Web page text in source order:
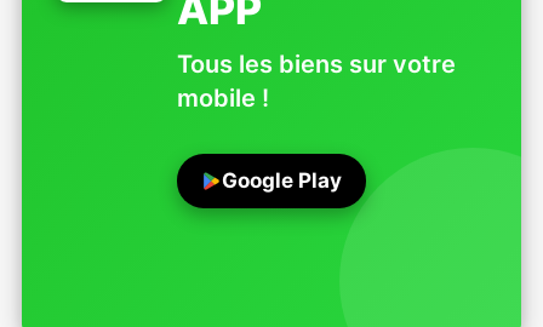
Tous les biens sur votre
mobile !
Google Play